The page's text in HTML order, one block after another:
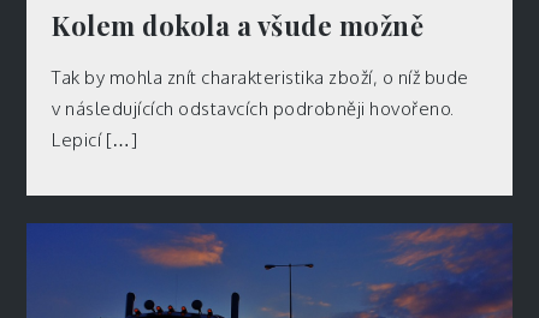
Kolem dokola a všude možně
Tak by mohla znít charakteristika zboží, o níž bude
v následujících odstavcích podrobněji hovořeno.
Lepicí […]